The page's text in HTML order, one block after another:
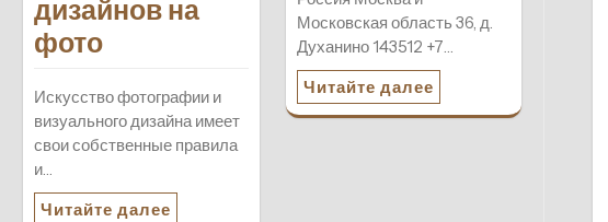
дизайнов на
фото
Искусство фотографии и
визуального дизайна имеет
свои собственные правила
и…
Читайте далее
Московская область 36, д.
Духанино 143512 +7…
Читайте далее